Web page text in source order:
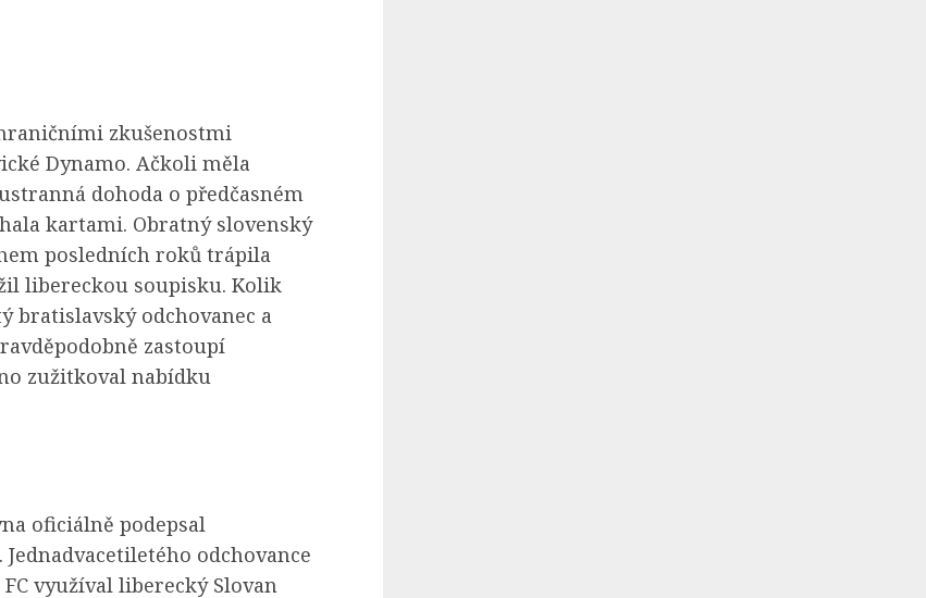
zkušenostmi
Dynamo. Ačkoli měla
dohoda o předčasném
kartami. Obratný slovenský
posledních roků trápila
libereckou soupisku. Kolik
bratislavský odchovanec a
zastoupí
zužitkoval nabídku
oficiálně podepsal
odchovance
využíval liberecký Slovan